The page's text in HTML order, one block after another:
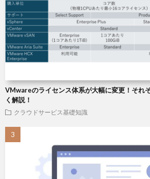
VMwareのライセンス体系が大幅に変更！それ
く解説！
クラウドサービス基礎知識